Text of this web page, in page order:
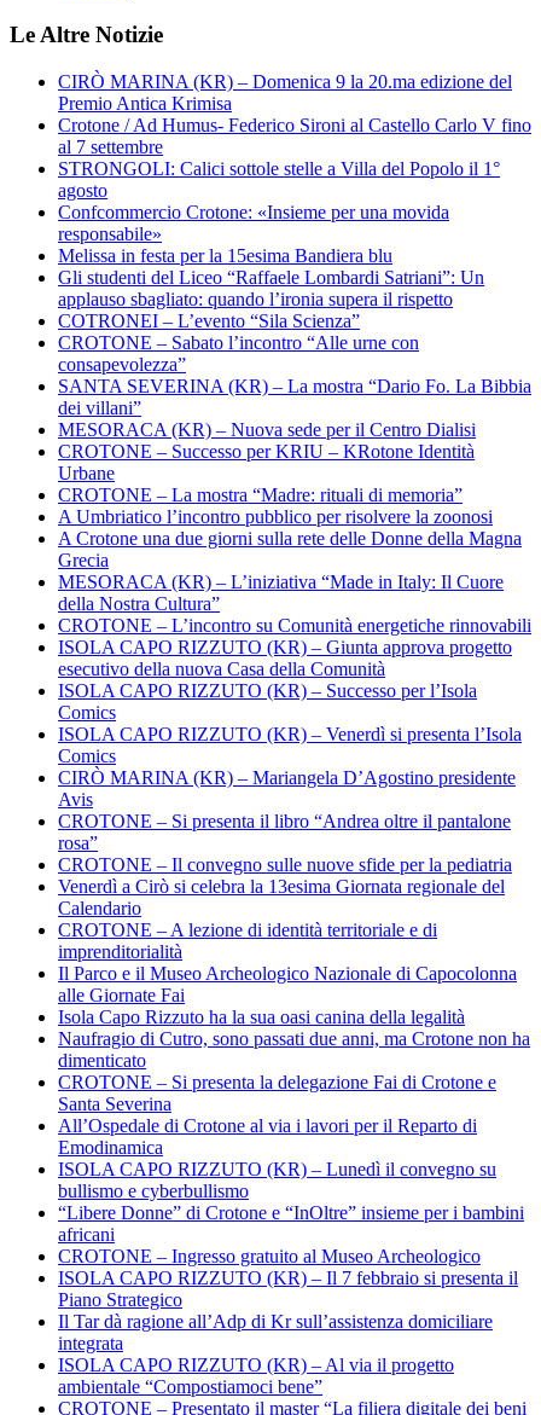
Le Altre Notizie
CIRÒ MARINA (KR) – Domenica 9 la 20.ma edizione del
Premio Antica Krimisa
Crotone / Ad Humus- Federico Sironi al Castello Carlo V fino
al 7 settembre
STRONGOLI: Calici sottole stelle a Villa del Popolo il 1°
agosto
Confcommercio Crotone: «Insieme per una movida
responsabile»
Melissa in festa per la 15esima Bandiera blu
Gli studenti del Liceo “Raffaele Lombardi Satriani”: Un
applauso sbagliato: quando l’ironia supera il rispetto
COTRONEI – L’evento “Sila Scienza”
CROTONE – Sabato l’incontro “Alle urne con
consapevolezza”
SANTA SEVERINA (KR) – La mostra “Dario Fo. La Bibbia
dei villani”
MESORACA (KR) – Nuova sede per il Centro Dialisi
CROTONE – Successo per KRIU – KRotone Identità
Urbane
CROTONE – La mostra “Madre: rituali di memoria”
A Umbriatico l’incontro pubblico per risolvere la zoonosi
A Crotone una due giorni sulla rete delle Donne della Magna
Grecia
MESORACA (KR) – L’iniziativa “Made in Italy: Il Cuore
della Nostra Cultura”
CROTONE – L’incontro su Comunità energetiche rinnovabili
ISOLA CAPO RIZZUTO (KR) – Giunta approva progetto
esecutivo della nuova Casa della Comunità
ISOLA CAPO RIZZUTO (KR) – Successo per l’Isola
Comics
ISOLA CAPO RIZZUTO (KR) – Venerdì si presenta l’Isola
Comics
CIRÒ MARINA (KR) – Mariangela D’Agostino presidente
Avis
CROTONE – Si presenta il libro “Andrea oltre il pantalone
rosa”
CROTONE – Il convegno sulle nuove sfide per la pediatria
Venerdì a Cirò si celebra la 13esima Giornata regionale del
Calendario
CROTONE – A lezione di identità territoriale e di
imprenditorialità
Il Parco e il Museo Archeologico Nazionale di Capocolonna
alle Giornate Fai
Isola Capo Rizzuto ha la sua oasi canina della legalità
Naufragio di Cutro, sono passati due anni, ma Crotone non ha
dimenticato
CROTONE – Si presenta la delegazione Fai di Crotone e
Santa Severina
All’Ospedale di Crotone al via i lavori per il Reparto di
Emodinamica
ISOLA CAPO RIZZUTO (KR) – Lunedì il convegno su
bullismo e cyberbullismo
“Libere Donne” di Crotone e “InOltre” insieme per i bambini
africani
CROTONE – Ingresso gratuito al Museo Archeologico
ISOLA CAPO RIZZUTO (KR) – Il 7 febbraio si presenta il
Piano Strategico
Il Tar dà ragione all’Adp di Kr sull’assistenza domiciliare
integrata
ISOLA CAPO RIZZUTO (KR) – Al via il progetto
ambientale “Compostiamoci bene”
CROTONE – Presentato il master “La filiera digitale dei beni